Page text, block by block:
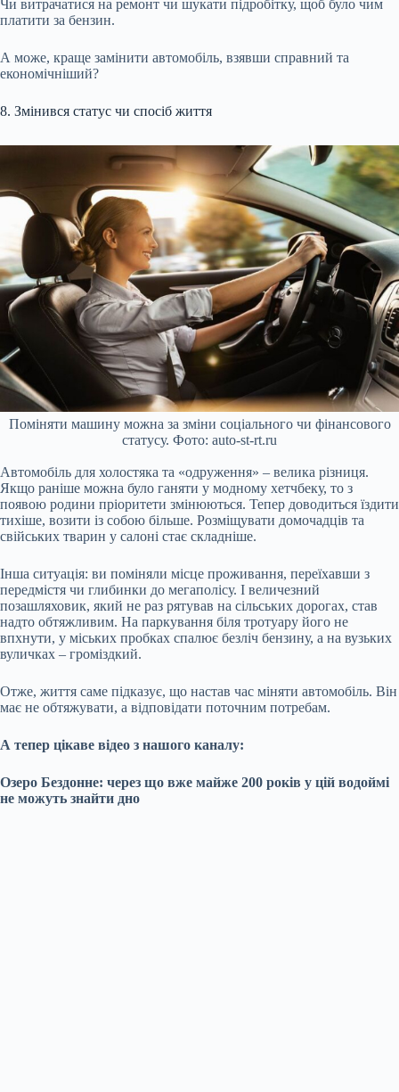
Чи витрачатися на ремонт чи шукати підробітку, щоб було чим
платити за бензин.
А може, краще замінити автомобіль, взявши справний та
економічніший?
8. Змінився статус чи спосіб життя
Поміняти машину можна за зміни соціального чи фінансового
статусу. Фото: auto-st-rt.ru
Автомобіль для холостяка та «одруження» – велика різниця.
Якщо раніше можна було ганяти у модному хетчбеку, то з
появою родини пріоритети змінюються. Тепер доводиться їздити
тихіше, возити із собою більше. Розміщувати домочадців та
свійських тварин у салоні стає складніше.
Інша ситуація: ви поміняли місце проживання, переїхавши з
передмістя чи глибинки до мегаполісу. І величезний
позашляховик, який не раз рятував на сільських дорогах, став
надто обтяжливим. На паркування біля тротуару його не
впхнути, у міських пробках спалює безліч бензину, а на вузьких
вуличках – громіздкий.
Отже, життя саме підказує, що настав час міняти автомобіль. Він
має не обтяжувати, а відповідати поточним потребам.
А тепер цікаве відео з нашого каналу:
Озеро Бездонне: через що вже майже 200 років у цій водоймі
не можуть знайти дно